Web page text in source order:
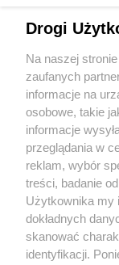
Wydawca mediów
Nie zapomnij
zapoznać się z:
Twojemiasto
Piekary Śląskie
Chorzów
Tarnowskie Góry
Drogi
Na naszej
zaufanych
informacje na
osobowe, takie
informacje
przeglądania w
reklam, wybór
treści, badanie
Użytkownika my
dokładnych
skanować
identyfikacji.